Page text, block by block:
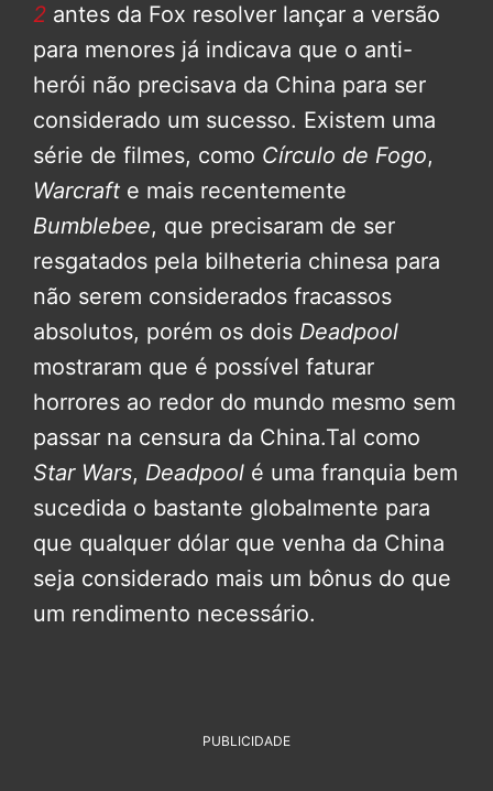
2 antes da Fox resolver lançar a versão
para menores já indicava que o anti-
herói não precisava da China para ser
considerado um sucesso. Existem uma
série de filmes, como Círculo de Fogo,
Warcraft e mais recentemente
Bumblebee, que precisaram de ser
resgatados pela bilheteria chinesa para
não serem considerados fracassos
absolutos, porém os dois Deadpool
mostraram que é possível faturar
horrores ao redor do mundo mesmo sem
passar na censura da China.Tal como
Star Wars, Deadpool é uma franquia bem
sucedida o bastante globalmente para
que qualquer dólar que venha da China
seja considerado mais um bônus do que
um rendimento necessário.
PUBLICIDADE